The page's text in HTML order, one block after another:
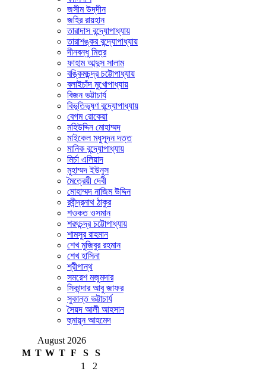
জসীম উদ্‌দীন
জহির রায়হান
তারাদাস বন্দ্যোপাধ্যায়
তারাশঙ্কর বন্দ্যোপাধ্যায়
দীনবন্ধু মিত্র
ফাহাম আব্দুস সালাম
বঙ্কিমচন্দ্র চট্টোপাধ্যায়
বলাইচাঁদ মুখোপাধ্যায়
বিজন ভট্টাচার্য
বিভূতিভূষণ বন্দ্যোপাধ্যায়
বেগম রোকেয়া
মহিউদ্দিন মোহাম্মদ
মাইকেল মধুসূদন দত্ত
মানিক বন্দ্যোপাধ্যায়
মির্চা এলিয়াদ
মুহাম্মদ ইউনুস
মৈত্রেয়ী দেবী
মোহাম্মদ নাজিম উদ্দিন
রবীন্দ্রনাথ ঠাকুর
শওকত ওসমান
শরৎচন্দ্র চট্টোপাধ্যায়
শামসুর রাহমান
শেখ মুজিবুর রহমান
শেখ হাসিনা
শ্রীপান্থ
সমরেশ মজুমদার
সিকান্দার আবু জাফর
সুকান্ত ভট্টাচার্য
সৈয়দ আলী আহসান
হুমায়ূন আহমেদ
August 2026
M T W T F S
S
1
2